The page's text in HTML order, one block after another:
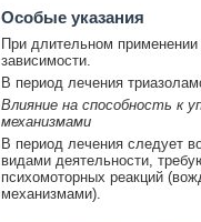
Особые указания
При длительном применении
зависимости.
В период лечения
Влияние на способность к
механизмами
В период лечения следует
видами деятельности,
психомоторных реакций
механизмами).